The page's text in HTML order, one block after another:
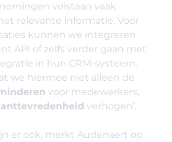
volstaan vaak
relevante informatie. Voor
kunnen we integreren
API of zelfs verder gaan met
in hun CRM-systeem.
we hiermee niet alleen de
voor medewerkers,
verhogen’.
er ook, merkt Audenaert op.